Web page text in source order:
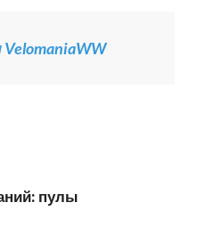
VelomaniaWW
пулы